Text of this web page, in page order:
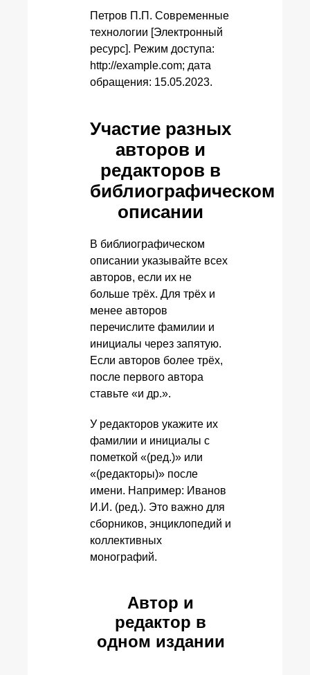
Петров П.П. Современные
технологии [Электронный
ресурс]. Режим доступа:
http://example.com; дата
обращения: 15.05.2023.
Участие разных
авторов и
редакторов в
библиографическом
описании
В библиографическом
описании указывайте всех
авторов, если их не
больше трёх. Для трёх и
менее авторов
перечислите фамилии и
инициалы через запятую.
Если авторов более трёх,
после первого автора
ставьте «и др.».
У редакторов укажите их
фамилии и инициалы с
пометкой «(ред.)» или
«(редакторы)» после
имени. Например: Иванов
И.И. (ред.). Это важно для
сборников, энциклопедий и
коллективных
монографий.
Автор и
редактор в
одном издании